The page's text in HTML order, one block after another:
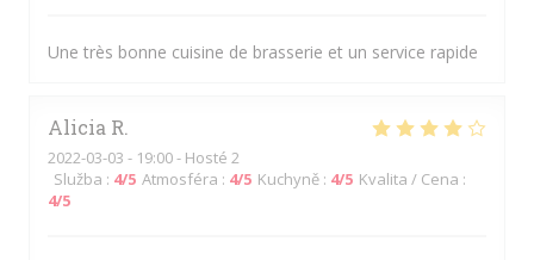
Une très bonne cuisine de brasserie et un service rapide
Alicia R
2022-03-03 - 19:00 - Hosté 2
Služba : 4/5 Atmosféra : 4/5 Kuchyně : 4/5 Kvalita / Cena :
4/5